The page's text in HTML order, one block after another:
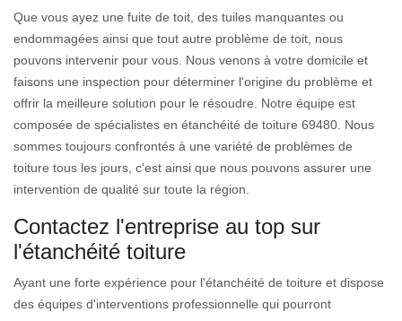
Que vous ayez une fuite de toit, des tuiles manquantes ou
endommagées ainsi que tout autre problème de toit, nous
pouvons intervenir pour vous. Nous venons à votre domicile et
faisons une inspection pour déterminer l'origine du problème et
offrir la meilleure solution pour le résoudre. Notre équipe est
composée de spécialistes en étanchéité de toiture 69480. Nous
sommes toujours confrontés à une variété de problèmes de
toiture tous les jours, c'est ainsi que nous pouvons assurer une
intervention de qualité sur toute la région.
Contactez l'entreprise au top sur
l'étanchéité toiture
Ayant une forte expérience pour l'étanchéité de toiture et dispose
des équipes d'interventions professionnelle qui pourront